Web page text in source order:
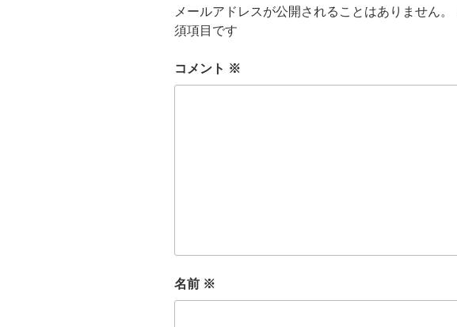
メールアドレスが公開されることはありません。
須項目です
コメント ※
名前 ※